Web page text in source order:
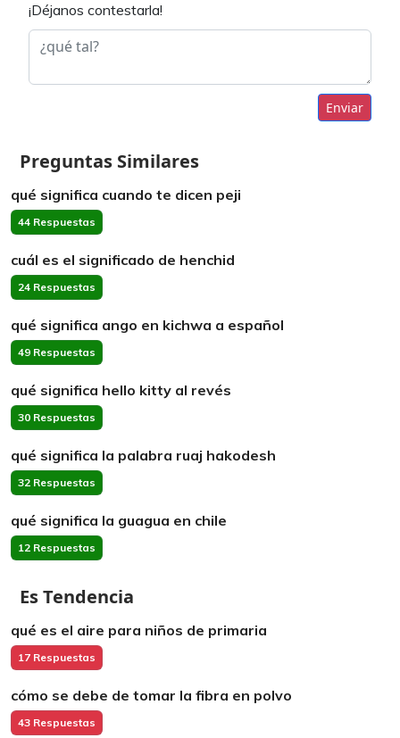
¡Déjanos contestarla!
Enviar
Preguntas Similares
qué significa cuando te dicen peji
44 Respuestas
cuál es el significado de henchid
24 Respuestas
qué significa ango en kichwa a español
49 Respuestas
qué significa hello kitty al revés
30 Respuestas
qué significa la palabra ruaj hakodesh
32 Respuestas
qué significa la guagua en chile
12 Respuestas
Es Tendencia
qué es el aire para niños de primaria
17 Respuestas
cómo se debe de tomar la fibra en polvo
43 Respuestas